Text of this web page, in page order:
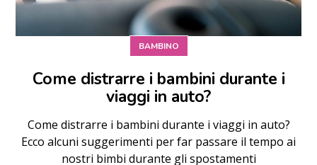
BAMBINO
Come distrarre i bambini durante i
viaggi in auto?
Come distrarre i bambini durante i viaggi in auto?
Ecco alcuni suggerimenti per far passare il tempo ai
nostri bimbi durante gli spostamenti